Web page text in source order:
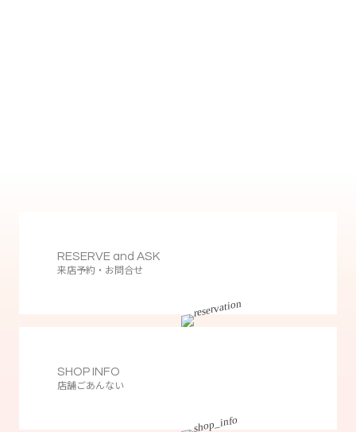
RESERVE and ASK
来店予約・お問合せ
SHOP INFO
店舗ごあんない